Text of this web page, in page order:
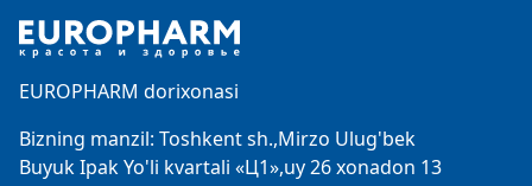
EUROPHARM dorixonasi
Bizning manzil: Toshkent sh.,Mirzo Ulug'bek
Buyuk Ipak Yo'li kvartali «Ц1»,uy 26 xonadon 13